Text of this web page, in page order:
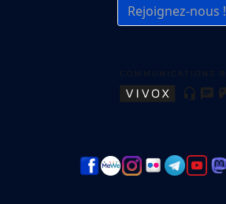
Rejoignez-nous !